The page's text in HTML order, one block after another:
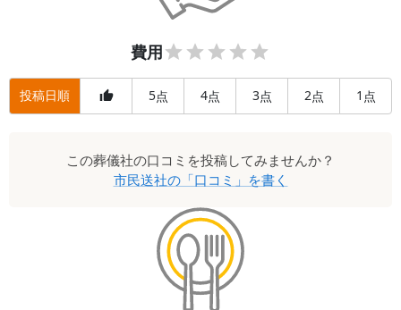
費用
投稿日順 5点 4点 3点 2点 1 点
この葬儀社の口コミを投稿してみませんか？
市民送社の「口コミ」を書く